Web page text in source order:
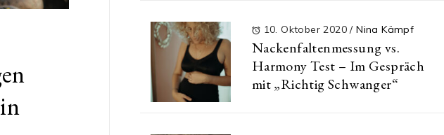
10. Oktober 2020/ Nina Kämpf
Nackenfaltenmessung vs.
Harmony Test – Im Gespräch
mit „Richtig Schwanger“